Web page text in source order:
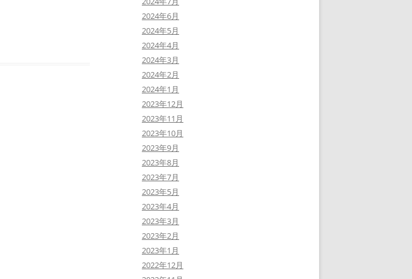
2024年6月
2024年5月
2024年4月
2024年3月
2024年2月
2024年1月
2023年12月
2023年11月
2023年10月
2023年9月
2023年8月
2023年7月
2023年5月
2023年4月
2023年3月
2023年2月
2023年1月
2022年12月